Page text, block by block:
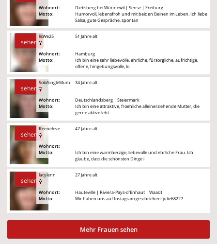
Wohnort:
Motto:
Dietisberg bei Wünnewil | Sense | Freiburg
Humorvoll, lebensfroh und mit beiden Beinen im Leben. Ich liebe
Salsa, gute Gespräche, spontan
sehen
lisWe25
Wohnort:
Motto:
51 Jahre alt
Hamburg
Ich bin eine sehr liebevolle, ehrliche, fürsorgliche, aufrichtige,
offene, hingebungsvolle, lo
sehen
SoloSingleMum
Wohnort:
Motto:
34 Jahre alt
Deutschlandsberg | Steiermark
Ich bin eine attraktive, froehliche alleinerziehende Mutter, die
gerne aktive lebt
sehen
Reenelove
Wohnort:
Motto:
47 Jahre alt
Ich bin eine warmherzige, liebevolle und ehrliche Frau. Ich
glaube, dass die schönsten Dinge i
sehen
lacylenn
Wohnort:
Motto:
27 Jahre alt
Hauteville | Riviera-Pays-d'Enhaut | Waadt
Wir haben uns auf Instagram geschrieben: julie68227
Mehr Frauen sehen